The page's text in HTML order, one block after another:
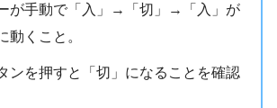
が手動で「入」→「切」→「入」が
動くこと。
ンを押すと「切」になることを確認